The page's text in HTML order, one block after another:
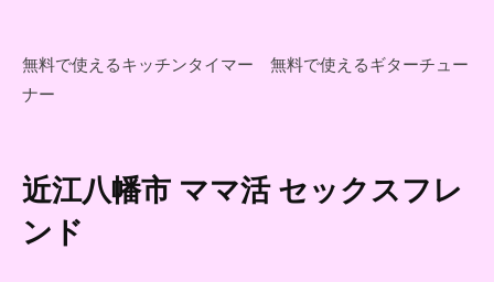
無料で使えるキッチンタイマー
無料で使えるギターチュー
ナー
コ
テ
近江八幡市 ママ活 セックスフレ
ンド